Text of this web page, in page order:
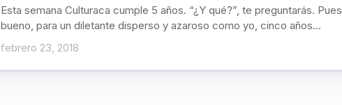
Esta semana Culturaca cumple 5 años. “¿Y qué?”, te preguntarás. Pues
bueno, para un diletante disperso y azaroso como yo, cinco años...
febrero 23, 2018